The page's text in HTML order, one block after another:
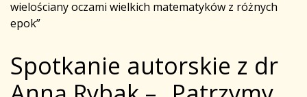
wielościany oczami wielkich matematyków z różnych
epok”
Spotkanie autorskie z dr